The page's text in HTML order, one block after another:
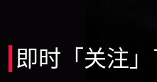
即时「关注